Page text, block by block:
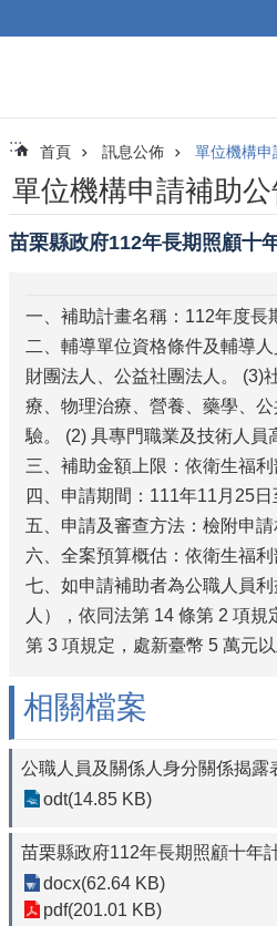
::: 首頁 訊息公佈 單位機構申
單位機構申請補助公
苗栗縣政府112年長期照顧十
一、補助計畫名稱：112年度長
二、輔導單位資格條件及輔導
財團法人、公益社團法人。 (3)
療、物理治療、營養、藥學、
驗。 (2) 具專門職業及技術人員
三、補助金額上限：依衛生福
四、申請期間：111年11月25日
五、申請及審查方法：檢附申
六、全案預算概估：依衛生福
七、如申請補助者為公職人員
人），依同法第 14 條第 2 項
第 3 項規定，處新臺幣 5 萬元
相關檔案
公職人員及關係人身分關係揭露
odt(14.85 KB)
苗栗縣政府112年長期照顧十年
docx(62.64 KB)
pdf(201.01 KB)